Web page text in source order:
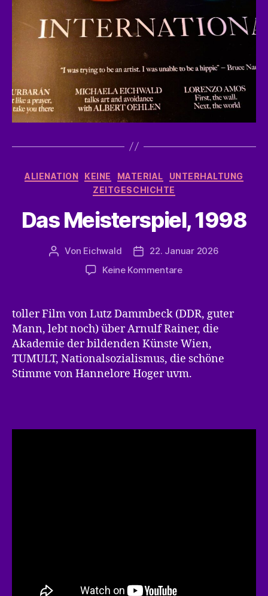
Kategorien
ALIENATION KEINE MATERIAL
UNTERHALTUNG
ZEITGESCHICHTE
Das Meisterspiel, 1998
Beitragsautor
Von Eichwald Veröffentlichungsdatum
22. Januar 2026
Keine Kommentarezu
1998
toller Film von Lutz Dammbeck (DDR, guter
Mann, lebt noch) über Arnulf Rainer, die
Akademie der bildenden Künste Wien,
TUMULT, Nationalsozialismus, die schöne
Stimme von Hannelore Hoger uvm.